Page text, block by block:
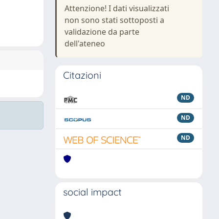
Attenzione! I dati visualizzati
non sono stati sottoposti a
validazione da parte
dell'ateneo
Citazioni
ND
ND
ND
social impact